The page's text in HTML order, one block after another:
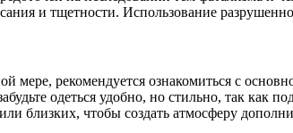
и тщетности. Использование
мере, рекомендуется ознакомиться с
одеться удобно, но стильно, так как
близких, чтобы создать атмосферу